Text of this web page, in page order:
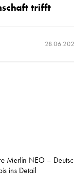
trifft
Merlin NEO –
ins Detail